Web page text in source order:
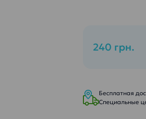
240 грн.
Бесплатная
Специальные